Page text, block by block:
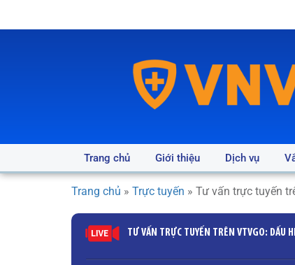
Trang chủ Giới thiệu Dịch vụ
Trang chủ » Trực tuyến » Tư vấn trực tuyến
TƯ VẤN TRỰC TUYẾN TRÊN VTVGO: DẤU